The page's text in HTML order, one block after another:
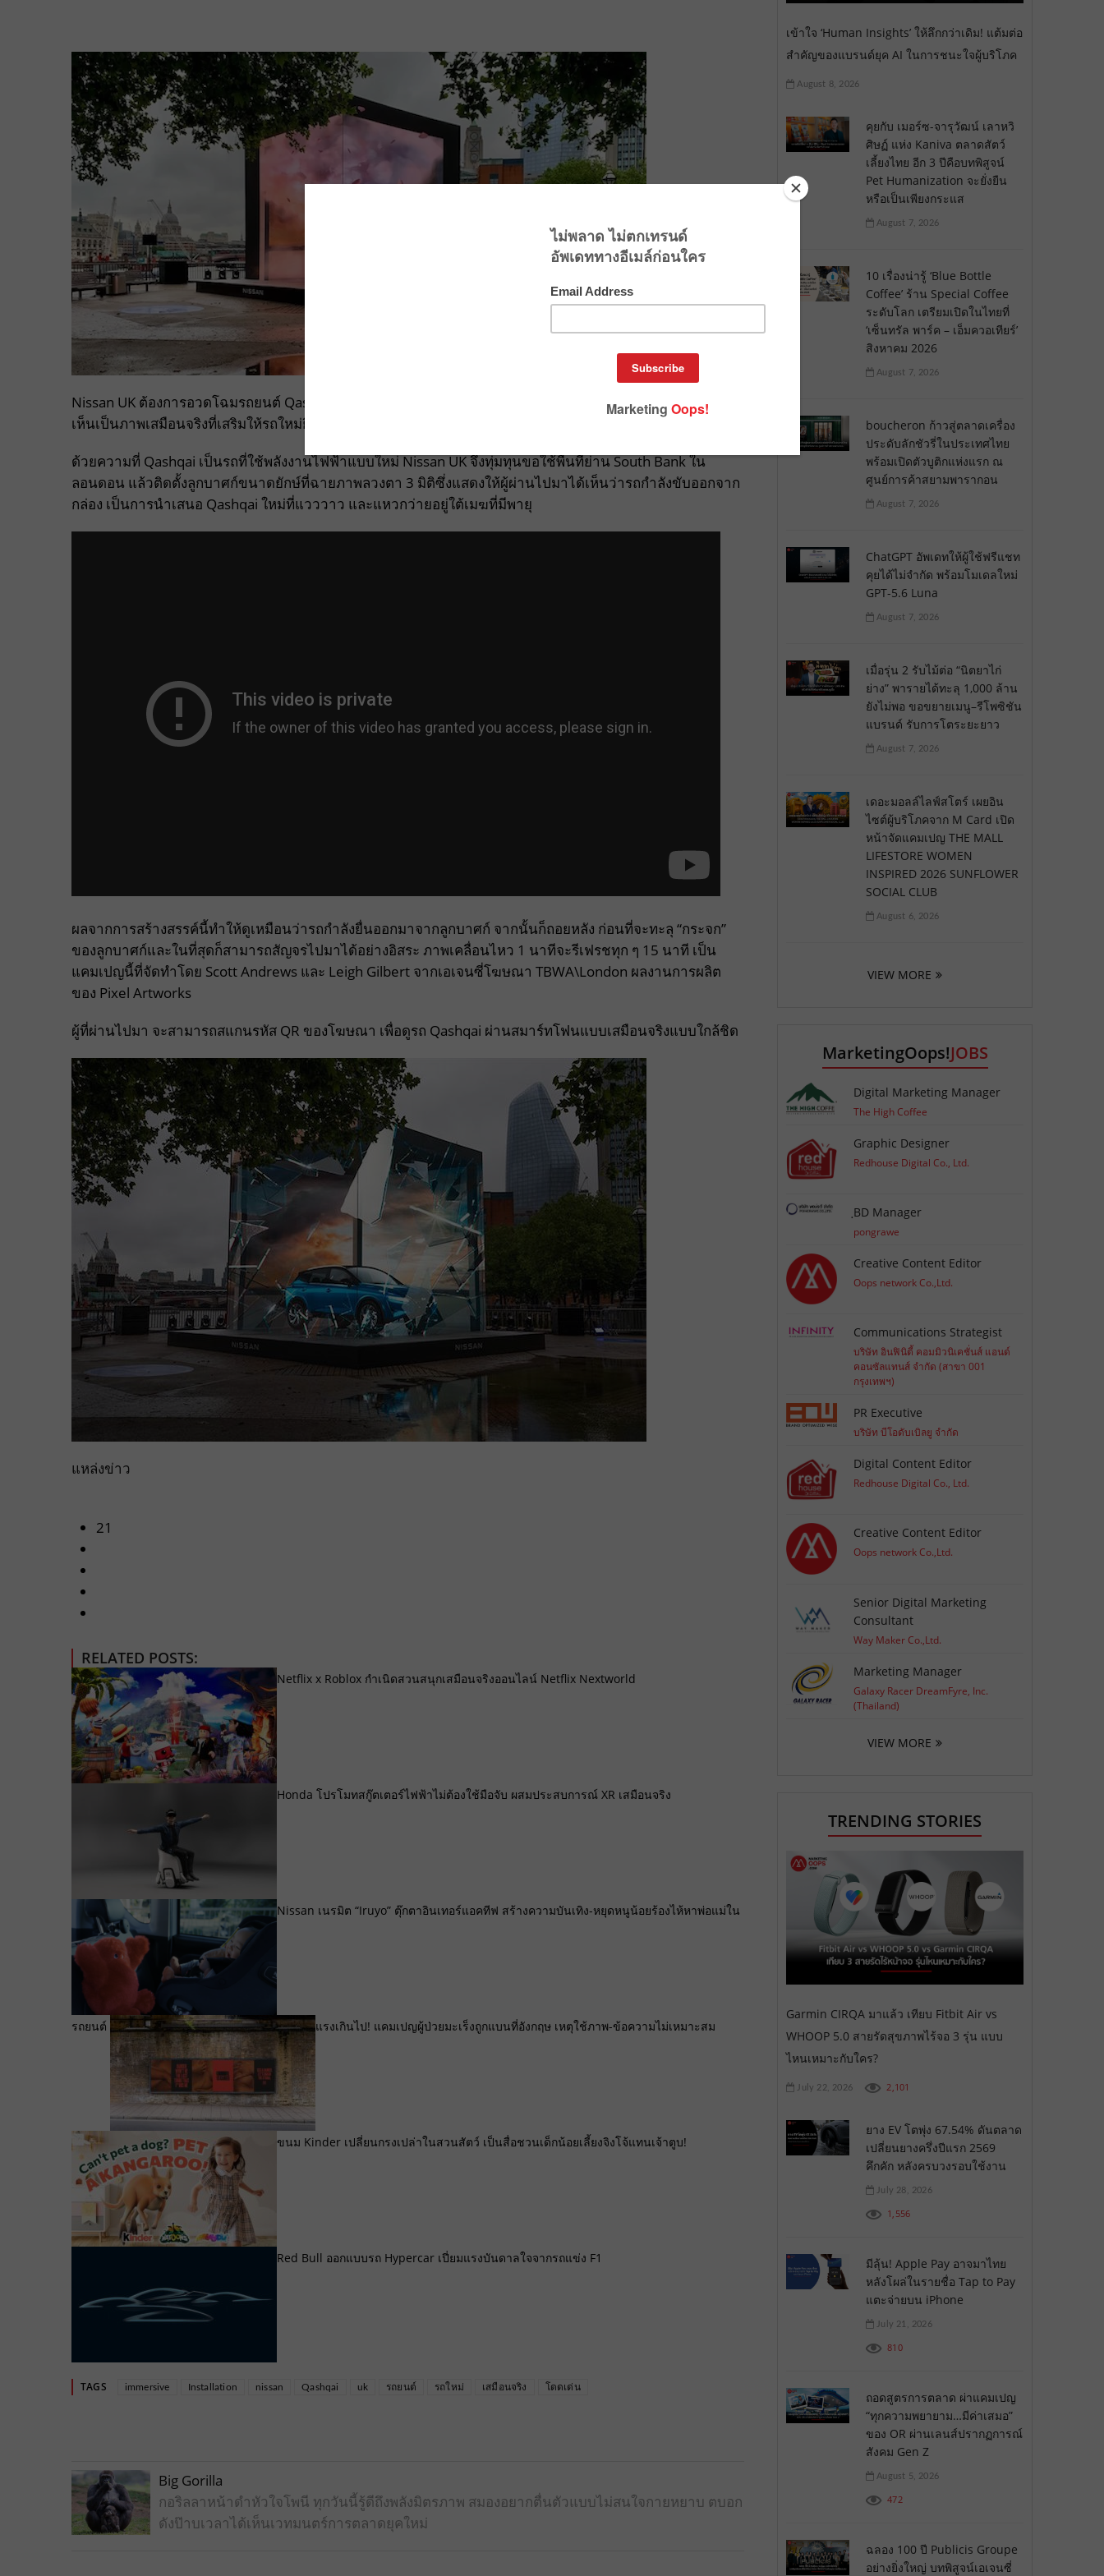
Nissan UK ต้องการอวดโฉมรถยนต์ Qashqai รุ่นใหม่แบบไม่ธรรมดา จึงสร้างสรรค์เป็นงานพิเศษที่จะทำให้ผู้ชมมอง
เห็นเป็นภาพเสมือนจริงที่เสริมให้รถใหม่ยิ่งโดดเด่นเตะตาจำได้แม่นขึ้นไปอีก
ด้วยความที่ Qashqai เป็นรถที่ใช้พลังงานไฟฟ้าแบบใหม่ Nissan UK จึงทุ่มทุนขอใช้พื้นที่ย่าน South Bank ใน
ลอนดอน แล้วติดตั้งลูกบาศก์ขนาดยักษ์ที่ฉายภาพลวงตา 3 มิติซึ่งแสดงให้ผู้ผ่านไปมาได้เห็นว่ารถกำลังขับออกจาก
กล่อง เป็นการนำเสนอ Qashqai ใหม่ที่แวววาว และแหวกว่ายอยู่ใต้เมฆที่มีพายุ
ผลจากการสร้างสรรค์นี้ทำให้ดูเหมือนว่ารถกำลังยื่นออกมาจากลูกบาศก์ จากนั้นก็ถอยหลัง ก่อนที่จะทะลุ “กระจก”
ของลูกบาศก์และในที่สุดก็สามารถสัญจรไปมาได้อย่างอิสระ ภาพเคลื่อนไหว 1 นาทีจะรีเฟรชทุก ๆ 15 นาที เป็น
แคมเปญนี้ที่จัดทำโดย Scott Andrews และ Leigh Gilbert จากเอเจนซี่โฆษณา TBWA\London ผลงานการผลิต
ของ Pixel Artworks
ผู้ที่ผ่านไปมา จะสามารถสแกนรหัส QR ของโฆษณา เพื่อดูรถ Qashqai ผ่านสมาร์ทโฟนแบบเสมือนจริงแบบใกล้ชิด
แหล่งข่าว
21
RELATED POSTS:
Netflix x Roblox กำเนิดสวนสนุกเสมือนจริงออนไลน์ Netflix Nextworld
Honda โปรโมทสกู๊ตเตอร์ไฟฟ้าไม่ต้องใช้มือจับ ผสมประสบการณ์ XR เสมือนจริง
Nissan เนรมิต “Iruyo” ตุ๊กตาอินเทอร์แอคทีฟ สร้างความบันเทิง-หยุดหนูน้อยร้องไห้หาพ่อแม่ใน
รถยนต์ แรงเกินไป! แคมเปญผู้ป่วยมะเร็งถูกแบนที่อังกฤษ เหตุใช้ภาพ-ข้อความไม่เหมาะสม
ขนม Kinder เปลี่ยนกรงเปล่าในสวนสัตว์ เป็นสื่อชวนเด็กน้อยเลี้ยงจิงโจ้แทนเจ้าตูบ!
Red Bull ออกแบบรถ Hypercar เปี่ยมแรงบันดาลใจจากรถแข่ง F1
TAGS immersive Installation nissan Qashqai uk รถยนต์ รถใหม่ เสมือนจริง โดดเด่น
Big Gorilla
กอริลลาหน้าดำหัวใจโพนี ทุกวันนี้รู้ดีถึงพลังมิตรภาพ สมองอยากตื่นตัวแบบไม่สนใจกายหยาบ ตบอก
ดังป๊าบเวลาได้เห็นเวทมนตร์การตลาดยุคใหม่
เข้าใจ ‘Human Insights’ ให้ลึกกว่าเดิม! แต้มต่อ
สำคัญของแบรนด์ยุค AI ในการชนะใจผู้บริโภค
August 8, 2026
คุยกับ เมอร์ซ-จารุวัฒน์ เลาหวิ
ศิษฏ์ แห่ง Kaniva ตลาดสัตว์
เลี้ยงไทย อีก 3 ปีคือบทพิสูจน์
Pet Humanization จะยั่งยืน
หรือเป็นเพียงกระแส
August 7, 2026
10 เรื่องน่ารู้ ‘Blue Bottle
Coffee’ ร้าน Special Coffee
ระดับโลก เตรียมเปิดในไทยที่
‘เซ็นทรัล พาร์ค – เอ็มควอเทียร์’
สิงหาคม 2026
August 7, 2026
boucheron ก้าวสู่ตลาดเครื่อง
ประดับลักชัวรี่ในประเทศไทย
พร้อมเปิดตัวบูติกแห่งแรก ณ
ศูนย์การค้าสยามพารากอน
August 7, 2026
ChatGPT อัพเดทให้ผู้ใช้ฟรีแชท
คุยได้ไม่จำกัด พร้อมโมเดลใหม่
GPT-5.6 Luna
August 7, 2026
เมื่อรุ่น 2 รับไม้ต่อ “นิตยาไก่
ย่าง” พารายได้ทะลุ 1,000 ล้าน
ยังไม่พอ ขอขยายเมนู–รีโพซิชัน
แบรนด์ รับการโตระยะยาว
August 7, 2026
เดอะมอลล์ไลฟ์สโตร์ เผยอิน
ไซต์ผู้บริโภคจาก M Card เปิด
หน้าจัดแคมเปญ THE MALL
LIFESTORE WOMEN
INSPIRED 2026 SUNFLOWER
SOCIAL CLUB
August 6, 2026
VIEW MORE
MarketingOops!JOBS
Digital Marketing Manager
The High Coffee
Graphic Designer
Redhouse Digital Co., Ltd.
ฺBD Manager
pongrawe
Creative Content Editor
Oops network Co.,Ltd.
Communications Strategist
บริษัท อินฟินิตี้ คอมมิวนิเคชั่นส์ แอนด์
คอนซัลแทนส์ จำกัด (สาขา 001
กรุงเทพฯ)
PR Executive
บริษัท บีโอดับเบิลยู จำกัด
Digital Content Editor
Redhouse Digital Co., Ltd.
Creative Content Editor
Oops network Co.,Ltd.
Senior Digital Marketing
Consultant
Way Maker Co.,Ltd.
Marketing Manager
Galaxy Racer DreamFyre, Inc.
(Thailand)
VIEW MORE
TRENDING STORIES
Garmin CIRQA มาแล้ว เทียบ Fitbit Air vs
WHOOP 5.0 สายรัดสุขภาพไร้จอ 3 รุ่น แบบ
ไหนเหมาะกับใคร?
July 22, 2026 2,101
ยาง EV โตพุ่ง 67.54% ดันตลาด
เปลี่ยนยางครึ่งปีแรก 2569
คึกคัก หลังครบวงรอบใช้งาน
July 28, 2026
1,556
มีลุ้น! Apple Pay อาจมาไทย
หลังโผล่ในรายชื่อ Tap to Pay
แตะจ่ายบน iPhone
July 21, 2026
810
ถอดสูตรการตลาด ผ่าแคมเปญ
“ทุกความพยายาม…มีค่าเสมอ”
ของ OR ผ่านเลนส์ปรากฏการณ์
สังคม Gen Z
August 5, 2026
472
ฉลอง 100 ปี Publicis Groupe
อย่างยิ่งใหญ่ บทพิสูจน์เอเจนซี่